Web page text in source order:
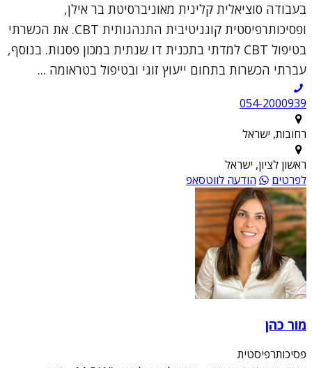
בעבודה סוציאלית קלינית מאוניברסיטת בר אילן,
ופסיכותרפיסטית קוגניטיבית התנהגותית CBT. את הכשרתי
בטיפול CBT למדתי בתכנית דו שנתית במכון פסגות. בנוסף,
עברתי הכשרות בתחום ייעוץ זוגי ובטיפול בטראומה ...
054-2000939
רחובות, ישראל
ראשון לציון, ישראל
לפרטים
הודעה לווטסאפ
מור כהן
פסיכותרפיסטית